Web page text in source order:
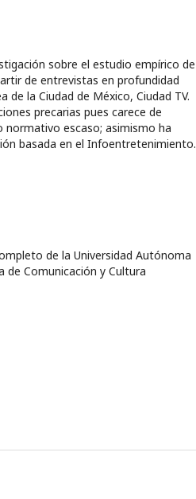
sobre el estudio empírico de
de entrevistas en profundidad
de la Ciudad de México, Ciudad TV.
precarias pues carece de
normativo escaso; asimismo ha
basada en el Infoentretenimiento.
de la Universidad Autónoma
de Comunicación y Cultura